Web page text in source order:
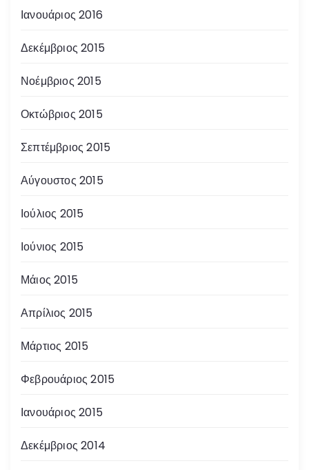
Ιανουάριος 2016
Δεκέμβριος 2015
Νοέμβριος 2015
Οκτώβριος 2015
Σεπτέμβριος 2015
Αύγουστος 2015
Ιούλιος 2015
Ιούνιος 2015
Μάιος 2015
Απρίλιος 2015
Μάρτιος 2015
Φεβρουάριος 2015
Ιανουάριος 2015
Δεκέμβριος 2014